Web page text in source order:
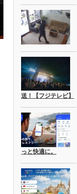
送！【フジテレビ】
っと快適に。